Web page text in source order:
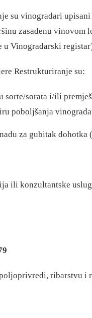
su vinogradari
zasađenu
u Vinogradarski
Restrukturiranje su:
sorte/sorata i/ili
poboljšanja
za gubitak
ili konzultantske
ribarstvu i